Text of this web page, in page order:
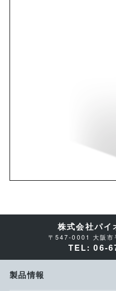
株式会社パイ
〒547-0001 大阪市
TEL: 06-
製品情報